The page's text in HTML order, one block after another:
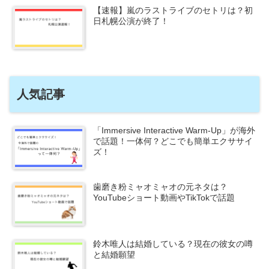
【速報】嵐のラストライブのセトリは？初
日札幌公演が終了！
人気記事
「Immersive Interactive Warm-Up」が海外
で話題！一体何？どこでも簡単エクササイ
ズ！
歯磨き粉ミャオミャオの元ネタは？
YouTubeショート動画やTikTokで話題
鈴木唯人は結婚している？現在の彼女の噂
と結婚願望